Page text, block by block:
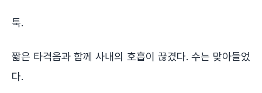
툭.
짧은 타격음과 함께 사내의 호흡이 끊겼다. 수는 맞아들었
다.